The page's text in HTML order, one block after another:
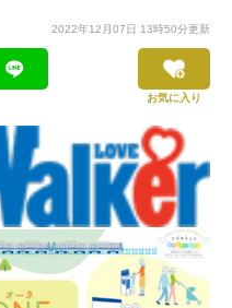
2022年12月07日 13時50分更新
お気に入り